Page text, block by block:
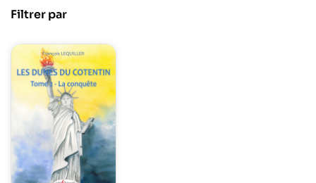
Filtrer par